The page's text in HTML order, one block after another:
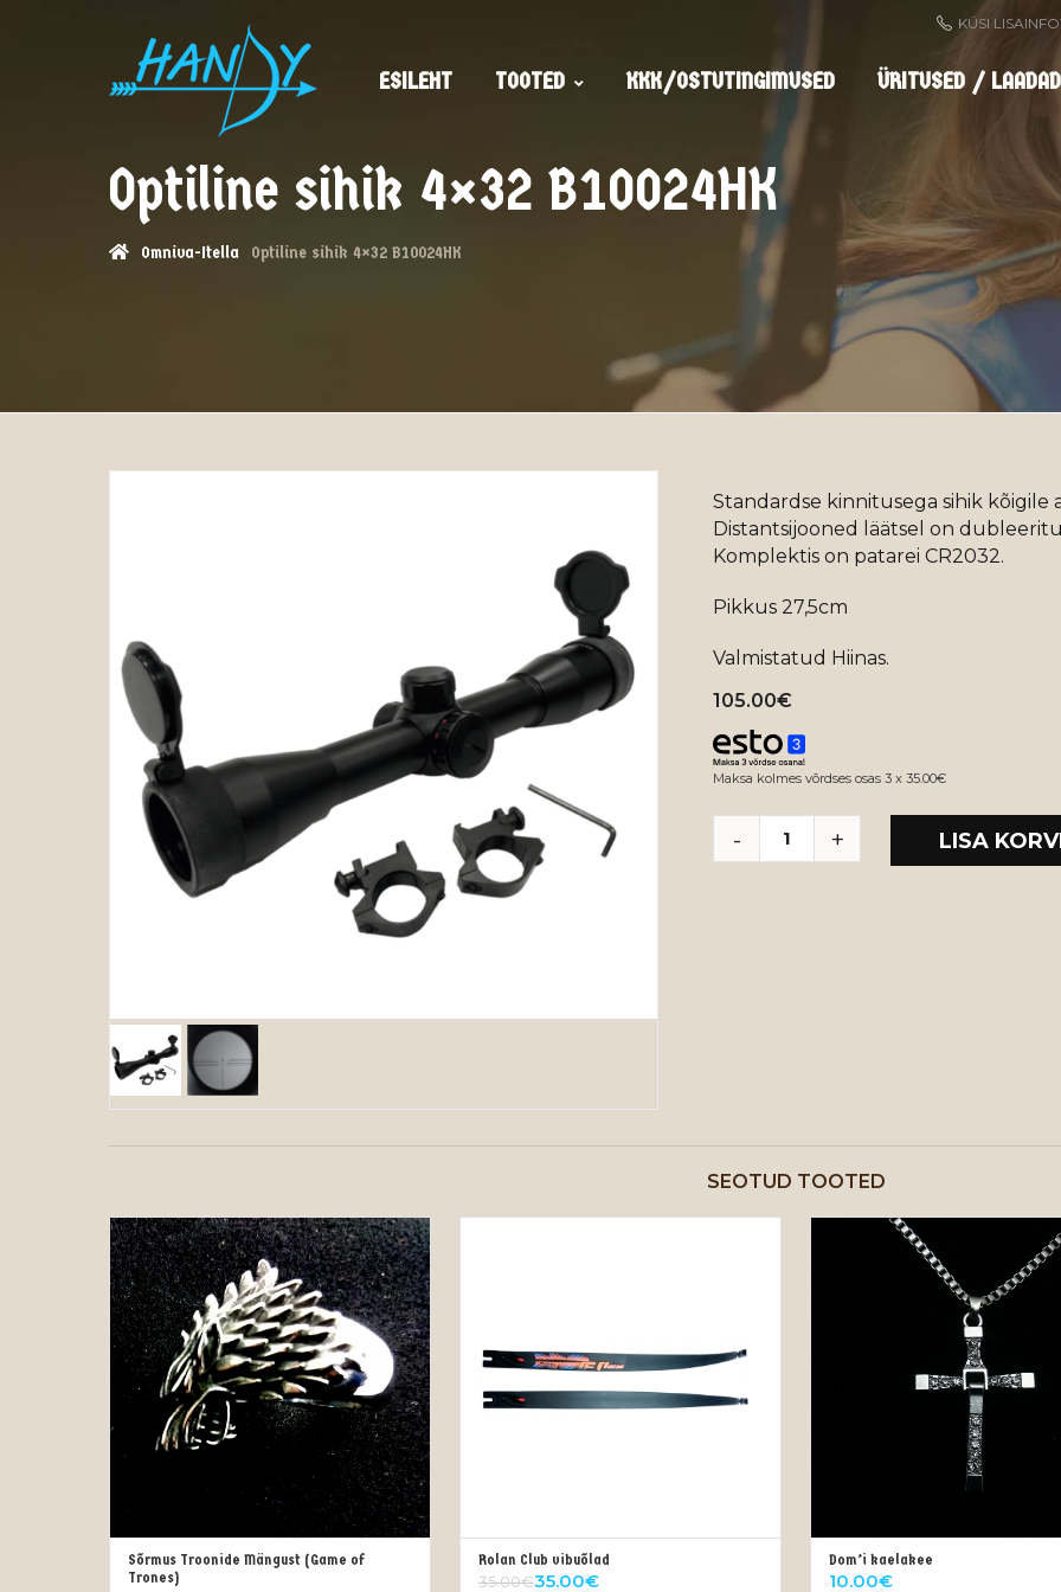
KÜSI
ESILEHT TOOTED KKK/OSTUTINGIMUSED ÜRITUSED / LAADAD
Optiline sihik 4×32 B10024HK
Omniva-Itella Optiline sihik 4×32 B10024HK
Standardse kinnitusega sihik kõigile
Distantsijooned läätsel on
Komplektis on patarei CR2032.
Pikkus 27,5cm
Valmistatud Hiinas.
105.00€
Maksa kolmes võrdses osas 3 x 35.00€
LISA
SEOTUD TOOTED
VALI
Sõrmus Troonide Mängust (Game of
Trones)
Rolan Club vibuõlad
35.00€35.00€
Dom’i kaelakee
10.00€